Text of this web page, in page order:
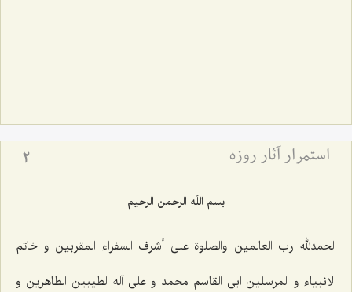
استمرار آثار روزه 2
بسم اللَه الرحمن الرحیم
الحمدلله رب العالمین والصلوة علی أشرف السفراء المقربین و خاتم
الانبیاء و المرسلین ابی القاسم محمد و علی آله الطیبین الطاهرین و